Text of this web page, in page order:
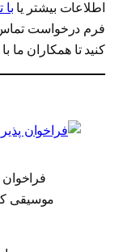
اطلاعات بیشتر یا
فرم درخواست تماس
کنید تا همکاران ما
موسیقی